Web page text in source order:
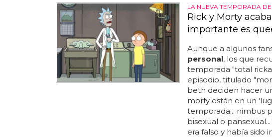
LA NUEVA TEMPORADA
Rick y Morty
importante es
Aunque a algunos
personal, los que
temporada "total
episodio, titulado
beth deciden hacer
morty están en un
temporada... nimbus
bisexual o
era falso y había sido